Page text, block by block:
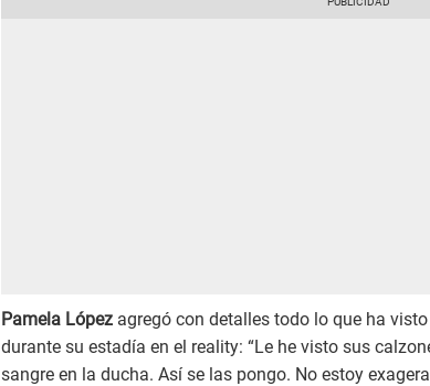
Pamela López agregó con detalles todo lo que ha
durante su estadía en el reality: “Le he visto sus
sangre en la ducha. Así se las pongo. No estoy